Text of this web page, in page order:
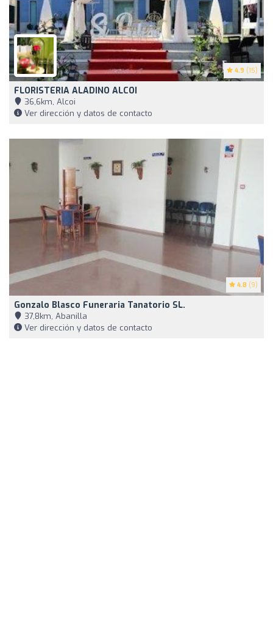
4.9 (15)
FLORISTERIA ALADINO ALCOI
36,6km, Alcoi
Ver dirección y datos de contacto
4.8 (9)
Gonzalo Blasco Funeraria Tanatorio SL.
37,8km, Abanilla
Ver dirección y datos de contacto